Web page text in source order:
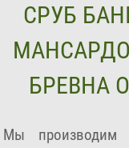
СРУБ
БРЕВНА
Мы производим